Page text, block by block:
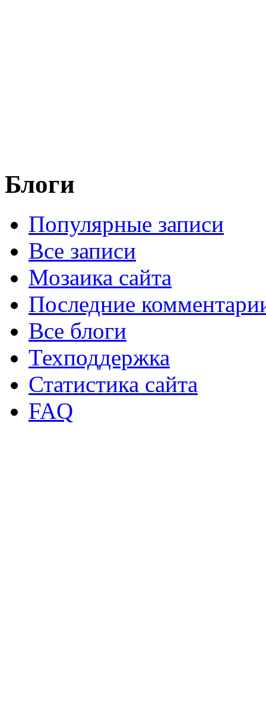
Блоги
Популярные записи
Все записи
Мозаика сайта
Последние
Все блоги
Техподдержка
Статистика сайта
FAQ